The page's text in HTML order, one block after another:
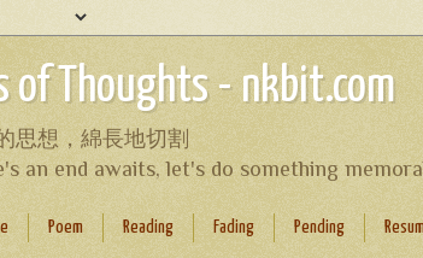
of Thoughts - nkbit.com
思想，綿長地切割
an end awaits, let's do something
Poem Reading Fading Pending